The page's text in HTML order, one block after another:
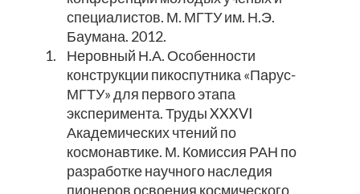
специалистов. М. МГТУ им. Н.Э.
Баумана. 2012.
1.
Неровный Н.А. Особенности
конструкции пикоспутника «Парус-
МГТУ» для первого этапа
эксперимента. Труды XXXVI
Академических чтений по
космонавтике. М. Комиссия РАН по
разработке научного наследия
пионеров освоения космического